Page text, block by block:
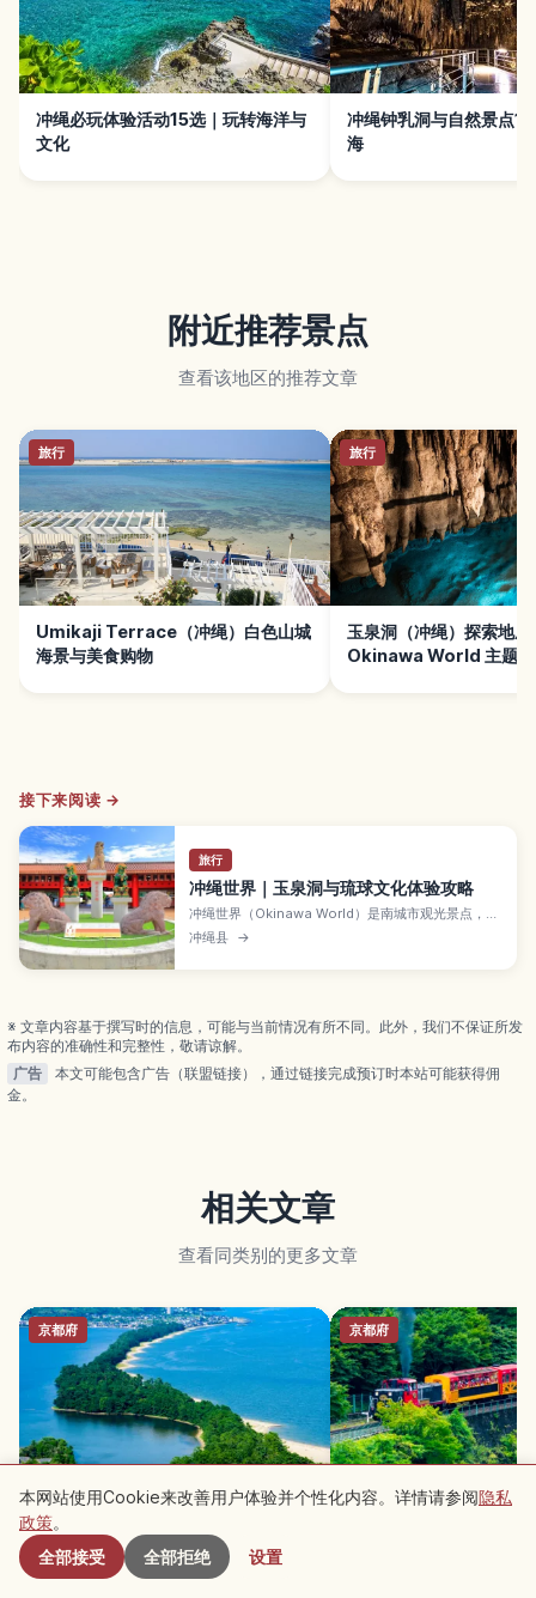
冲绳必玩体验活动15选｜玩转海洋与
文化
冲绳钟乳洞与自然景点
海
附近推荐景点
查看该地区的推荐文章
旅行
Umikaji Terrace（冲绳）白色山城
海景与美食购物
旅行
玉泉洞（冲绳）探索地底
Okinawa World 主题
接下来阅读 →
旅行
冲绳世界｜玉泉洞与琉球文化体验攻略
冲绳世界（Okinawa World）是南城市观光景点，可
游玉泉洞、琉球王国城下町与毒蛇博物公园，体验冲
绳自然、文化与传统艺能。
冲绳县 →
※ 文章内容基于撰写时的信息，可能与当前情况有所不同。此外，我们不保证所发
布内容的准确性和完整性，敬请谅解。
广告
本文可能包含广告（联盟链接），通过链接完成预订时本站可能获得佣
金。
相关文章
查看同类别的更多文章
京都府
天桥立旅游指南｜京都日本三景之一
的绝美沙洲
京都府
京都嵯峨野小火车旅游指
附近景点
本网站使用Cookie来改善用户体验并个性化内容。详情请参阅隐私
政策。
全部接受
全部拒绝 设置